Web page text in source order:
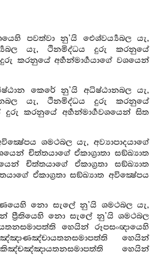
පවත්වා නු’යි ඓශ්වර්‍ය්‍යබල යැ,
යැ, ථිනමිද්ධය දුරු කරනුයේ
කරනුයේ අර්‍හන්මාර්‍ගයාගේ වශයෙන්
කෙරේ නු’යි අධිෂ්ඨානබල යැ,
යැ, ථිනමිද්ධය දුරු කරනුයේ
කරනුයේ අර්‍හන්මාර්‍ගවශයෙන් සිත
ශමථබල යැ, අව්‍යාපාදයාගේ
චිත්තයාගේ ඒකාග්‍රාතා සඞ්ඛ්‍යාත
චිත්තයාගේ ඒකාග්‍රතා සඞ්ඛ්‍යාත
ඒකාග්‍රතා සඞ්ඛ්‍යාත අවික්‍ෂේපය
නො සැලේ නු’යි ශමථබල යැ,
ප්‍රීතියෙහි නො සැලේ නු’යි ශමථබල
හෙයින් රූපසංඥායෙහි
හෙයින්
හෙයින්